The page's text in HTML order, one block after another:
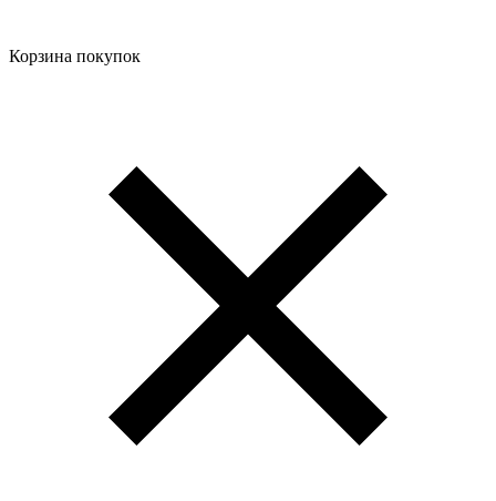
Корзина покупок